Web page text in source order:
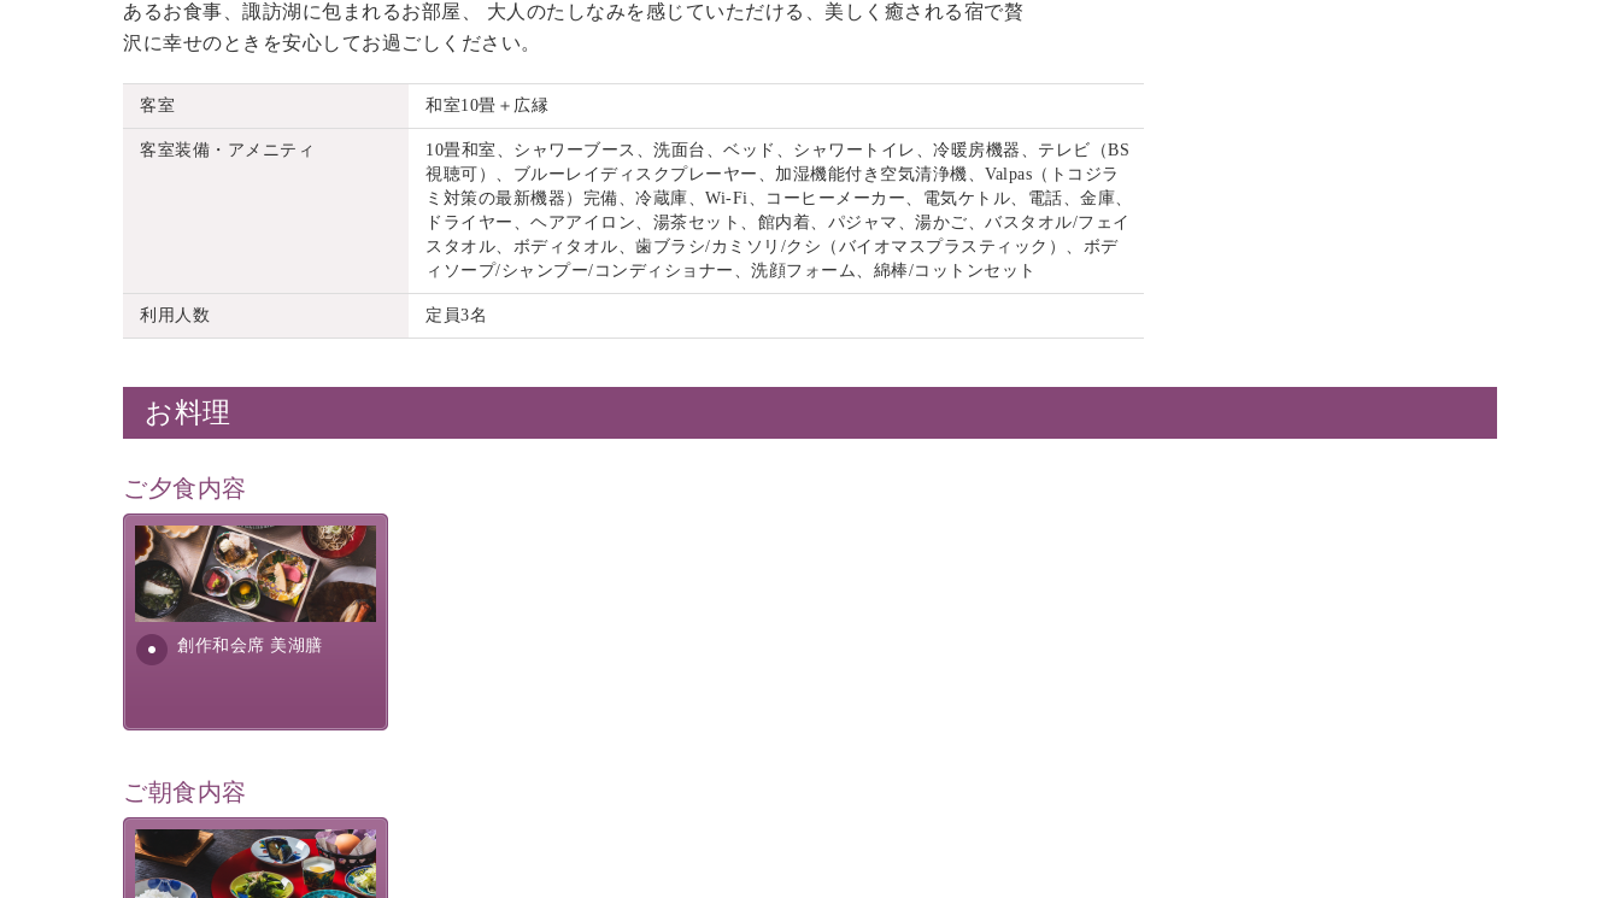
あるお食事、諏訪湖に包まれるお部屋、 大人のたしなみを感じていただける、美しく癒される宿で贅
沢に幸せのときを安心してお過ごしください。
客室 和室10畳＋広縁
客室装備・アメニティ
10畳和室、シャワーブース、洗面台、ベッド、シャワートイレ、冷暖房機器、テレビ（BS
視聴可）、ブルーレイディスクプレーヤー、加湿機能付き空気清浄機、Valpas（トコジラ
ミ対策の最新機器）完備、冷蔵庫、Wi-Fi、コーヒーメーカー、電気ケトル、電話、金庫、
ドライヤー、ヘアアイロン、湯茶セット、館内着、パジャマ、湯かご、バスタオル/フェイ
スタオル、ボディタオル、歯ブラシ/カミソリ/クシ（バイオマスプラスティック）、ボデ
ィソープ/シャンプー/コンディショナー、洗顔フォーム、綿棒/コットンセット
利用人数 定員3名
お料理
ご夕食内容
創作和会席 美湖膳
美湖膳とは諏訪の地で特別を
提供する為に料理長・神原 裕
明が考え出した創作和会席で
す。美しい諏訪湖の幸...
ご朝食内容
さっぱりとした和食膳に使わ
れる食材は、諏訪の名産品を